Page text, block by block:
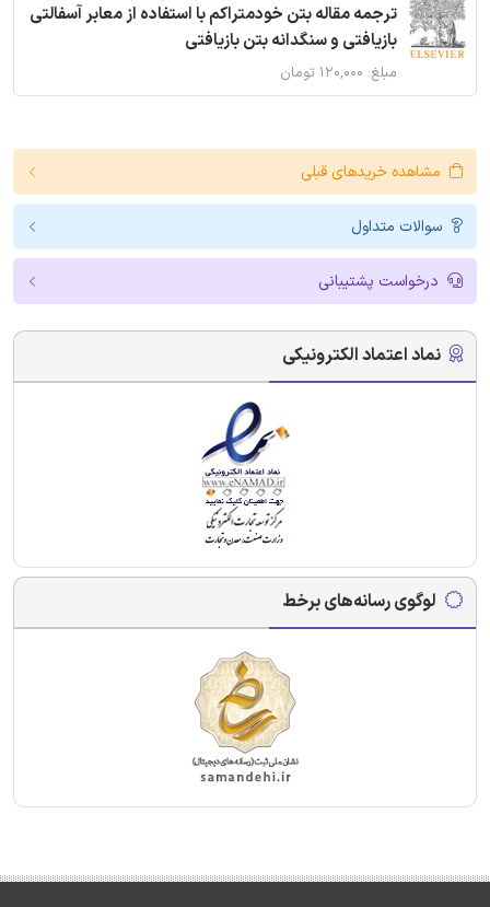
ترجمه مقاله بتن خودمتراکم با استفاده از معابر آسفالتی
بازیافتی و سنگدانه بتن بازیافتی
مبلغ: ۱۲۰,۰۰۰ تومان
مشاهده خریدهای قبلی
سوالات متداول
درخواست پشتیبانی
نماد اعتماد الکترونیکی
لوگوی رسانه‌های برخط